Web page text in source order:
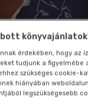
érdekében, hogy az
tudjunk a figyelmébe
szükséges cookie-
hiányában
legszükségesebb